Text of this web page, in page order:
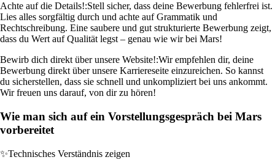
Achte auf die Details!:Stell sicher, dass deine Bewerbung fehlerfrei ist.
Lies alles sorgfältig durch und achte auf Grammatik und
Rechtschreibung. Eine saubere und gut strukturierte Bewerbung zeigt,
dass du Wert auf Qualität legst – genau wie wir bei Mars!
Bewirb dich direkt über unsere Website!:Wir empfehlen dir, deine
Bewerbung direkt über unsere Karriereseite einzureichen. So kannst
du sicherstellen, dass sie schnell und unkompliziert bei uns ankommt.
Wir freuen uns darauf, von dir zu hören!
Wie man sich auf ein Vorstellungsgespräch bei Mars
vorbereitet
✨Technisches Verständnis zeigen